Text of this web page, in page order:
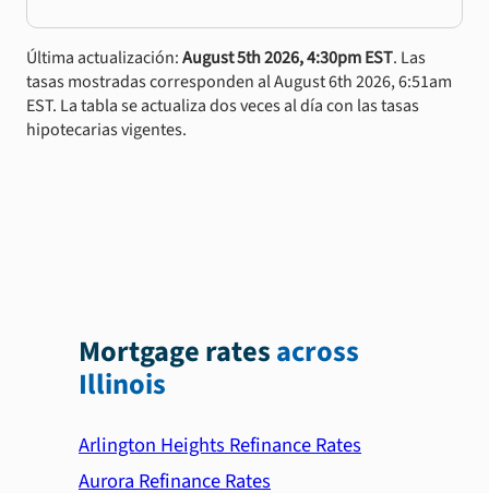
Última actualización:August 5th 2026, 4:30pm EST. Las
tasas mostradas corresponden al August 6th 2026, 6:51am
EST. La tabla se actualiza dos veces al día con las tasas
hipotecarias vigentes.
Mortgage ratesacross
Illinois
Arlington Heights Refinance Rates
Aurora Refinance Rates